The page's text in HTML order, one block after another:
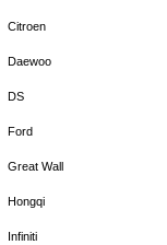
Citroen
Daewoo
DS
Ford
Great Wall
Hongqi
Infiniti